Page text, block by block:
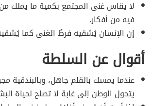
لا يقاس غنى المجتمع بكمية ما يملك من
فيه من أفكار.
إن الإنسان يُشقيه فرطُ الغنى كما
أقوال عن السلطة
عندما يمسك بالقلم جاهل، وبالبندقية
يتحول الوطن إلى غابة لا تصلح لحياة